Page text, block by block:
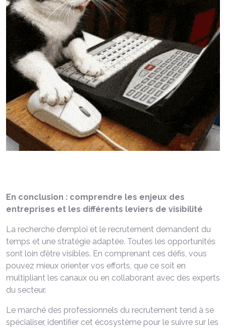
En conclusion : comprendre les enjeux des
entreprises et les différents leviers de visibilité
La recherche d’emploi et le recrutement demandent du
temps et une stratégie adaptée. Toutes les opportunités
sont loin d’être visibles. En comprenant ces défis, vous
pouvez mieux orienter vos efforts, que ce soit en
multipliant les canaux ou en collaborant avec des experts
du secteur.
Le marché des professionnels du recrutement tend à se
spécialiser, identifier cet écosystème pour le suivre sur les